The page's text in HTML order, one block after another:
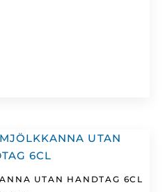
UTAN HANDTAG 6CL